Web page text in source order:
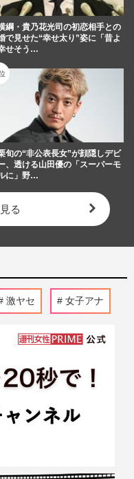
綱・貴乃花光司の初恋相手との
で見せた“幸せ太り”姿に「昔よ
せそう…
旬の“非公表長女”が顔隠しデビ
、透ける山田優の「スーパーモ
に」野…
る
激ヤセ 女子アナ